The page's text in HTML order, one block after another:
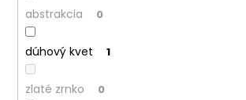
abstrakcia 0
dúhový kvet 1
zlaté zrnko 0